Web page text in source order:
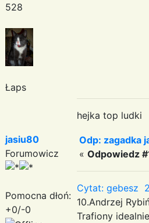
528
Łaps
hejka top ludki
jasiu80
Forumowicz
Pomocna dłoń:
+0/-0
Odp: zagadka
« Odpowiedz
Cytat: gebesz
10.Andrzej
Trafiony